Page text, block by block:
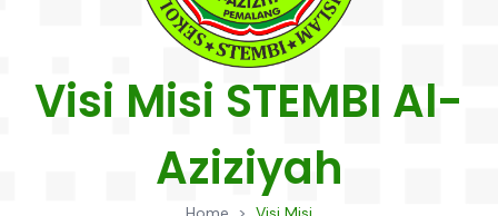
Visi Misi STEMBI Al-
Aziziyah